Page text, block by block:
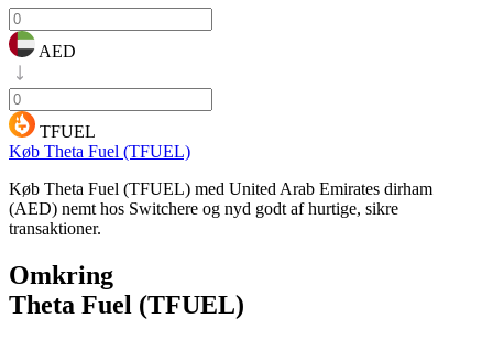
AED
TFUEL
Køb Theta Fuel (TFUEL)
Køb Theta Fuel (TFUEL) med United Arab Emirates dirham
(AED) nemt hos Switchere og nyd godt af hurtige, sikre
transaktioner.
Omkring
Theta Fuel (TFUEL)